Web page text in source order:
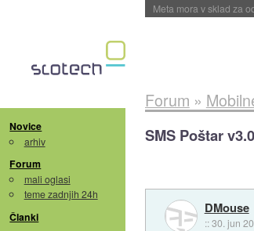
ByteDance trenira
Novice
arhiv
Forum
mali oglasi
teme zadnjih 24h
Članki
Forum »
SMS Poštar v3.0
DMouse
::30. jun